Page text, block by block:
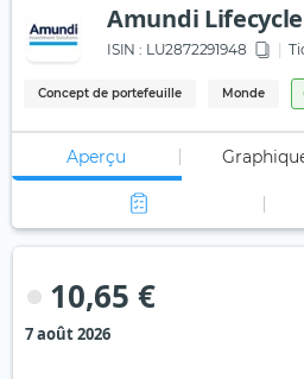
Amundi Lifecycle
ISIN : LU2872291948
Concept de portefeuille Monde
Aperçu
10,65 €
7 août 2026